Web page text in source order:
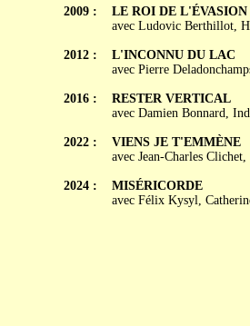
2009 :
2012 :
2016 :
2022 :
2024 :
LE ROI DE L'ÉVASION
avec Ludovic Berthillot,
L'INCONNU DU LAC
avec Pierre
RESTER VERTICAL
avec Damien Bonnard,
VIENS JE T'EMMÈNE
avec Jean-Charles
MISÉRICORDE
avec Félix Kysyl,